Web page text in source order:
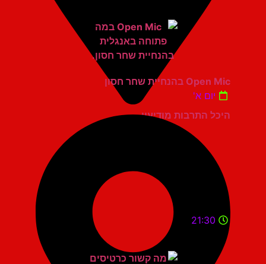
היכל התרבות מודיעין
Open Mic בהנחיית שחר חסון
יום א'
21:30